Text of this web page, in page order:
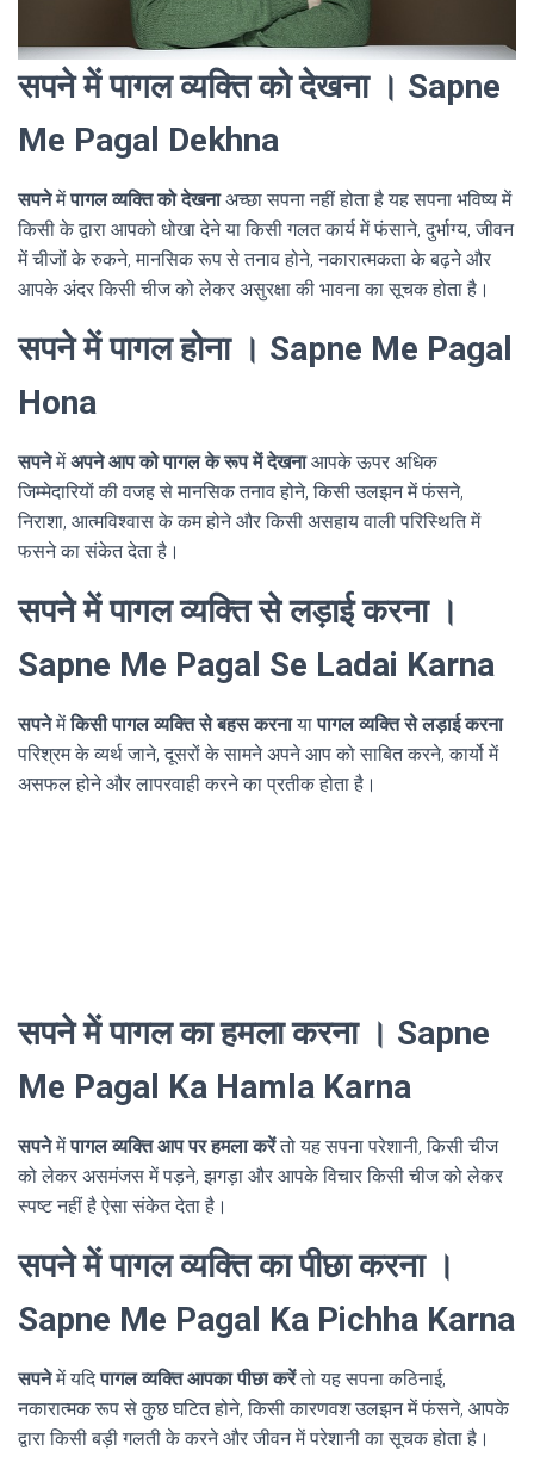
सपने में पागल व्यक्ति को देखना । Sapne
Me Pagal Dekhna
सपनेमेंपागल व्यक्ति को देखनाअच्छा सपना नहीं होता है यह सपना भविष्य में
किसी के द्वारा आपको धोखा देने या किसी गलत कार्य में फंसाने, दुर्भाग्य, जीवन
में चीजों के रुकने, मानसिक रूप से तनाव होने, नकारात्मकता के बढ़ने और
आपके अंदर किसी चीज को लेकर असुरक्षा की भावना का सूचक होता है।
सपने में पागल होना । Sapne Me Pagal
Hona
सपनेमेंअपने आप को पागल के रूप में देखनाआपके ऊपर अधिक
जिम्मेदारियों की वजह से मानसिक तनाव होने, किसी उलझन में फंसने,
निराशा, आत्मविश्वास के कम होने और किसी असहाय वाली परिस्थिति में
फसने का संकेत देता है।
सपने में पागल व्यक्ति से लड़ाई करना ।
Sapne Me Pagal Se Ladai Karna
सपनेमेंकिसी पागल व्यक्ति से बहस करनायापागल व्यक्ति से लड़ाई करना
परिश्रम के व्यर्थ जाने, दूसरों के सामने अपने आप को साबित करने, कार्यो में
असफल होने और लापरवाही करने का प्रतीक होता है।
सपने में पागल का हमला करना । Sapne
Me Pagal Ka Hamla Karna
सपनेमेंपागल व्यक्ति आप पर हमला करेंतो यह सपना परेशानी, किसी चीज
को लेकर असमंजस में पड़ने, झगड़ा और आपके विचार किसी चीज को लेकर
स्पष्ट नहीं है ऐसा संकेत देता है।
सपने में पागल व्यक्ति का पीछा करना ।
Sapne Me Pagal Ka Pichha Karna
सपनेमें यदिपागल व्यक्ति आपका पीछा करेंतो यह सपना कठिनाई,
नकारात्मक रूप से कुछ घटित होने, किसी कारणवश उलझन में फंसने, आपके
द्वारा किसी बड़ी गलती के करने और जीवन में परेशानी का सूचक होता है।